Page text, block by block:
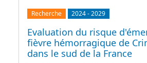
Recherche 2024-2029
Evaluation du risque
fièvre hémorragique de
dans le sud de la France